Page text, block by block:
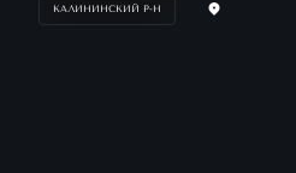
КАЛИНИНСКИЙ Р-Н